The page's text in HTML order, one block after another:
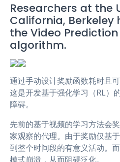
r
e
e
b
o
o
k
t
t
e
r
i
l
e
g
r
a
m
t
s
A
p
p
Researchers at the
California, Berkeley
the Video Prediction
algorithm.
通过手动设计奖励函数耗时且
这是开发基于强化学习（RL）
障碍。
先前的基于视频的学习方法会
家观察的代理。由于奖励仅基
到整个时间段的有意义活动。
模式崩溃，从而阻碍泛化。